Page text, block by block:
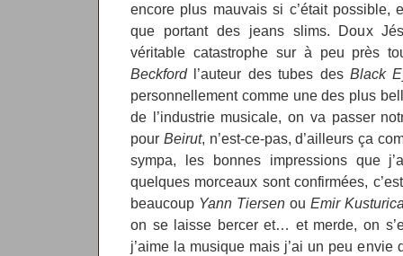
encore plus mauvais si c’était possible,
que portant des jeans slims. Doux
véritable catastrophe sur à peu près
Beckfordl’auteur des tubes des Black
personnellement comme une des plus
de l’industrie musicale, on va passer
pour Beirut, n’est-ce-pas, d’ailleurs ça
sympa, les bonnes impressions que
quelques morceaux sont confirmées,
beaucoup Yann Tiersen ou Emir
on se laisse bercer et… et merde, on
j’aime la musique mais j’ai un peu